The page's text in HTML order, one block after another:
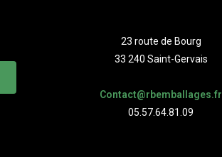
23 route de Bourg
33 240 Saint-Gervais
Contact@rbemballages.fr
05.57.64.81.09